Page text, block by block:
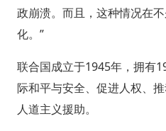
政崩溃。而且，这种情况在
化。”
联合国成立于1945年，拥有
际和平与安全、促进人权、
人道主义援助。